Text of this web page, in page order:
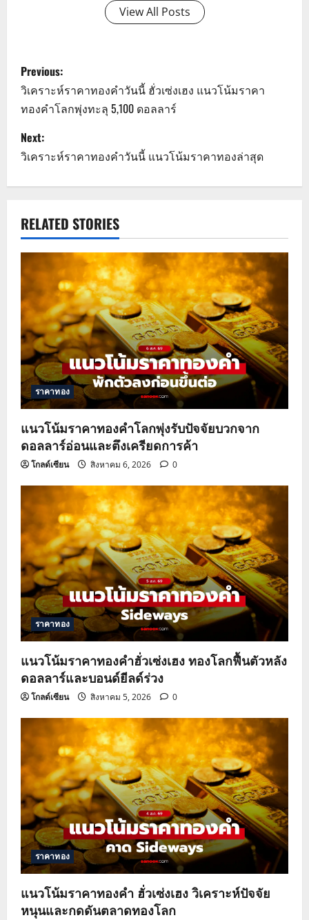
View All Posts
P
o
s
t
n
a
v
i
g
a
t
i
o
n
Previous:
วิเคราะห์ราคาทองคำวันนี้ ฮั่วเซ่งเฮง แนวโน้มราคา
ทองคำโลกพุ่งทะลุ 5,100 ดอลลาร์
Next:
วิเคราะห์ราคาทองคำวันนี้ แนวโน้มราคาทองล่าสุด
RELATED STORIES
ราคาทอง
แนวโน้มราคาทองคำโลกพุ่งรับปัจจัยบวกจาก
ดอลลาร์อ่อนและตึงเครียดการค้า
โกลด์เซียน สิงหาคม 6, 2026 0
ราคาทอง
แนวโน้มราคาทองคำฮั่วเซ่งเฮง ทองโลกฟื้นตัวหลัง
ดอลลาร์และบอนด์ยีลด์ร่วง
โกลด์เซียน สิงหาคม 5, 2026 0
ราคาทอง
แนวโน้มราคาทองคำ ฮั่วเซ่งเฮง วิเคราะห์ปัจจัย
หนุนและกดดันตลาดทองโลก